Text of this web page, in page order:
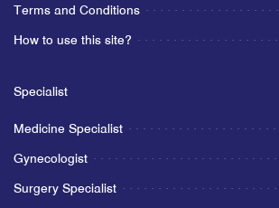
Terms and Conditions
How to use this site?
Specialist
Medicine Specialist
Gynecologist
Surgery Specialist